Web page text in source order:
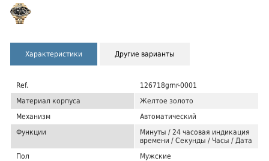
Характеристики Другие варианты
Ref.
126718grnr-0001
Материал корпуса
Желтое золото
Механизм
Автоматический
Функции
Минуты / 24 часовая индикация
времени / Секунды / Часы / Дата
Пол
Мужские